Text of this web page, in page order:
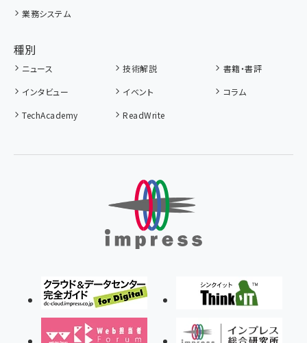
業務システム
種別
ニュース 技術解説
書籍・書評
インタビュー
イベント
コラム
TechAcademy
ReadWrite